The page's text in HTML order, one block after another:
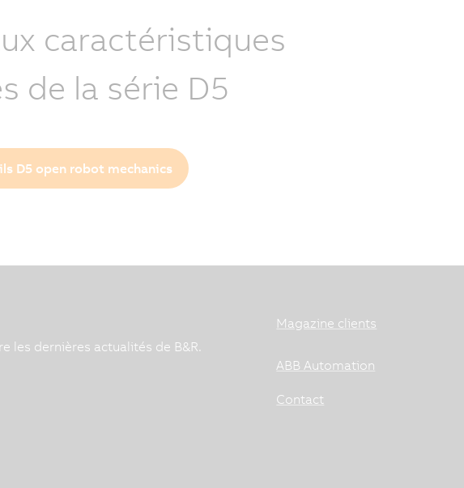
caractéristiques
de la série D5
D5 open robot mechanics
les dernières actualités de B&R.
Magazine clients
ABB Automation
Contact